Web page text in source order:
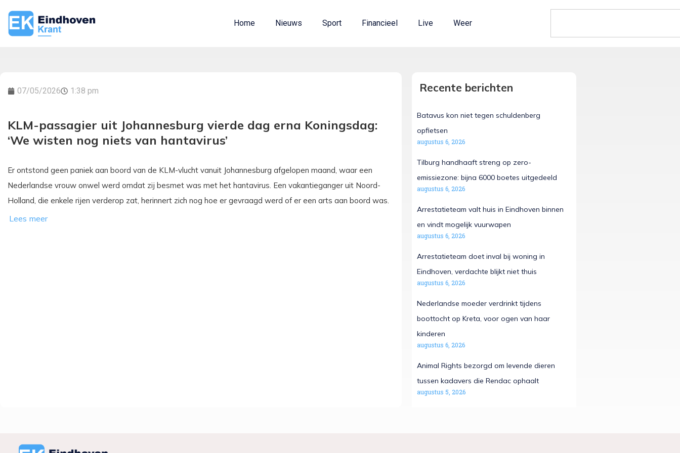
Home Nieuws Sport Financieel Live Weer
07/05/2026 1:38 pm
KLM-passagier uit Johannesburg vierde dag erna Koningsdag:
‘We wisten nog niets van hantavirus’
Er ontstond geen paniek aan boord van de KLM-vlucht vanuit Johannesburg afgelopen maand, waar een
Nederlandse vrouw onwel werd omdat zij besmet was met het hantavirus. Een vakantieganger uit Noord-
Holland, die enkele rijen verderop zat, herinnert zich nog hoe er gevraagd werd of er een arts aan boord was.
Recente berichten
Batavus kon niet tegen schuldenberg
opfietsen
augustus 6, 2026
Tilburg handhaaft streng op zero-
emissiezone: bijna 6000 boetes uitgedeeld
augustus 6, 2026
Arrestatieteam valt huis in Eindhoven binnen
en vindt mogelijk vuurwapen
augustus 6, 2026
Arrestatieteam doet inval bij woning in
Eindhoven, verdachte blijkt niet thuis
augustus 6, 2026
Nederlandse moeder verdrinkt tijdens
boottocht op Kreta, voor ogen van haar
kinderen
augustus 6, 2026
Animal Rights bezorgd om levende dieren
tussen kadavers die Rendac ophaalt
augustus 5, 2026